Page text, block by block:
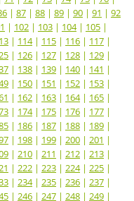
| 87 | 88 | 89 | 90 | 91 | 92
| 102 | 103 | 104| 105 |
| 114| 115 | 116 | 117 |
| 126 | 127 | 128 | 129 |
| 138 | 139 | 140 | 141 |
| 150 | 151 | 152 | 153 |
| 162 | 163 | 164| 165 |
| 174| 175 | 176 | 177 |
| 186 | 187 | 188 | 189 |
| 198 | 199 | 200 | 201 |
| 210 | 211 | 212 | 213 |
| 222 | 223 | 224| 225 |
| 234| 235 | 236 | 237 |
| 246 | 247 | 248 | 249 |